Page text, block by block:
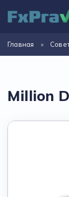
Главная »
Million